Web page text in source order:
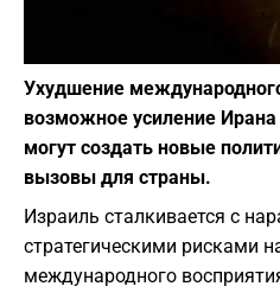
Ухудшение
возможное усиление
могут создать новые
вызовы для страны.
Израиль сталкивается с
стратегическими рисками
международного